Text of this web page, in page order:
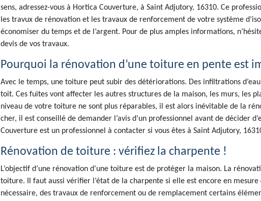
sens, adressez-vous à Hortica Couverture, à Saint Adjutory, 16310. Ce
les travux de rénovation et les travaux de renforcement de votre système
économiser du temps et de l’argent. Pour de plus amples informations,
devis de vos travaux.
Pourquoi la rénovation d’une toiture en pente est
Avec le temps, une toiture peut subir des détériorations. Des infiltrations
toit. Ces fuites vont affecter les autres structures de la maison, les murs, les
niveau de votre toiture ne sont plus réparables, il est alors inévitable de la
cher, il est conseillé de demander l’avis d’un professionnel avant de décider
Couverture est un professionnel à contacter si vous êtes à Saint Adjutory,
Rénovation de toiture : vérifiez la charpente !
L’objectif d’une rénovation d’une toiture est de protéger la maison. La
toiture. Il faut aussi vérifier l’état de la charpente si elle est encore en mesure
nécessaire, des travaux de renforcement ou de remplacement certains